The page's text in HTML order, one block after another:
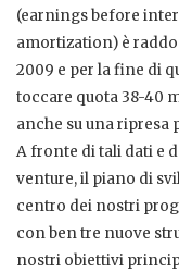
(earnings before
amortization) è
2009 e per la fine di
toccare quota 38-40
anche su una
A fronte di tali dati e
venture, il piano di
centro dei nostri
con ben tre nuove
nostri obiettivi